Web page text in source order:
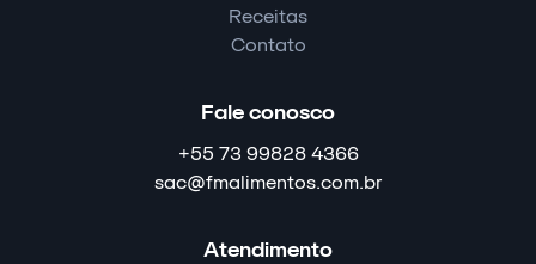
Receitas
Contato
Fale conosco
+55 73 99828 4366
sac@fmalimentos.com.br
Atendimento